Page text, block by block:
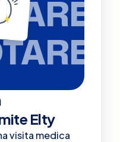
Elty
visita medica